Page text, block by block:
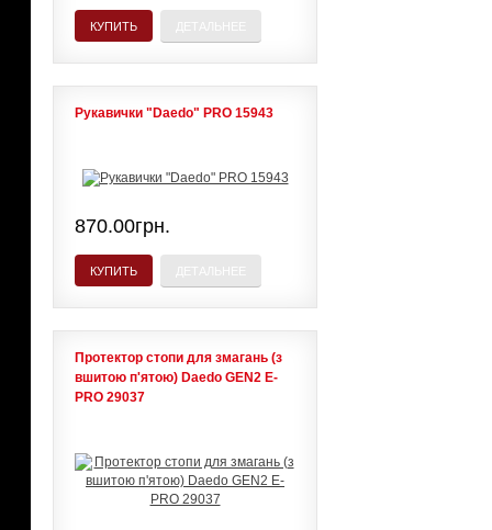
КУПИТЬ
Рукавички "Daedo" PRO 15943
870.00грн.
КУПИТЬ
Протектор стопи для змагань (з
вшитою п'ятою) Daedo GEN2 E-
PRO 29037